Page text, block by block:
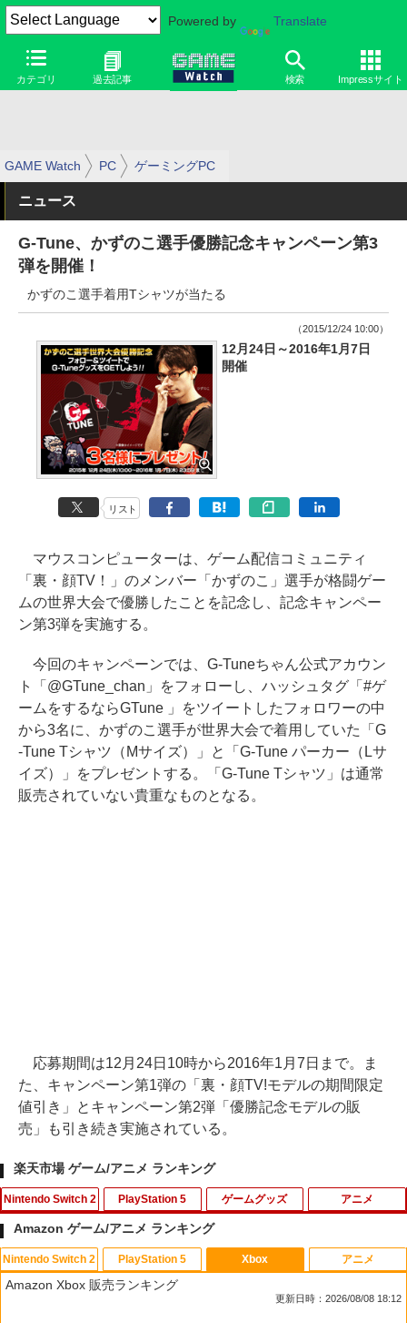
Powered by Translate
カテゴリ 過去記事 検索 Impressサイト
GAME Watch PC ゲーミングPC
ニュース
G-Tune、かずのこ選手優勝記念キャンペーン第3
弾を開催！
かずのこ選手着用Tシャツが当たる
（2015/12/24 10:00）
12月24日～2016年1月7日
開催
リスト
マウスコンピューターは、ゲーム配信コミュニティ
「裏・顔TV！」のメンバー「かずのこ」選手が格闘ゲー
ムの世界大会で優勝したことを記念し、記念キャンペー
ン第3弾を実施する。
今回のキャンペーンでは、G-Tuneちゃん公式アカウン
ト「@GTune_chan」をフォローし、ハッシュタグ「#ゲ
ームをするならGTune 」をツイートしたフォロワーの中
から3名に、かずのこ選手が世界大会で着用していた「G
-Tune Tシャツ（Mサイズ）」と「G-Tune パーカー（Lサ
イズ）」をプレゼントする。「G-Tune Tシャツ」は通常
販売されていない貴重なものとなる。
応募期間は12月24日10時から2016年1月7日まで。ま
た、キャンペーン第1弾の「裏・顔TV!モデルの期間限定
値引き」とキャンペーン第2弾「優勝記念モデルの販
売」も引き続き実施されている。
楽天市場 ゲーム/アニメ ランキング
Nintendo Switch 2
1
【特典】ファイナルファンタジー レゾナ
ンス Switch2版(【初回封入特典】魔導
船＆かけだし騎士の応援パック・かけだ
PlayStation 5
1
PRO FREAK V2 Cheeky (通常版) モデ
ル プロフリーク PS5 PS4 NS proチーキ
ー 凹型 FPS 無段階高さ調節 profreek バ
ゲームグッズ アニメ
1
アニプレックス ブルーレイディスク
劇場版「鬼滅の刃」無限列車編 通常版
Amazon ゲーム/アニメ ランキング
Nintendo Switch 2 PlayStation 5 Xbox
Amazon Xbox 販売ランキング
更新日時：2026/08/08 18:12
アニメ